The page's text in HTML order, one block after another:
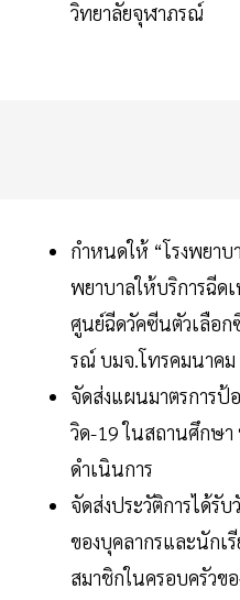
วิทยาลัยจุฬาภรณ์
กำหนดให้ “โรงพยา
พยาบาลให้บริการฉีด
ศูนย์ฉีดวัคซีนตัวเลือก
รณ์ บมจ.โทรคมนาคม
จัดส่งแผนมาตรการป้
วิด-19 ในสถานศึกษ
ดำเนินการ
จัดส่งประวัติการได้รั
ของบุคลากรและนักเ
สมาชิกในครอบครัวข